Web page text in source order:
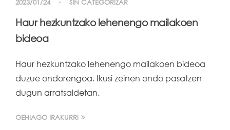
2023/01/24 SIN CATEGORIZAR
Haur hezkuntzako lehenengo mailakoen
bideoa
Haur hezkuntzako lehenengo mailakoen bideoa
duzue ondorengoa. Ikusi zeinen ondo pasatzen
dugun arratsaldetan.
GEHIAGO IRAKURRI